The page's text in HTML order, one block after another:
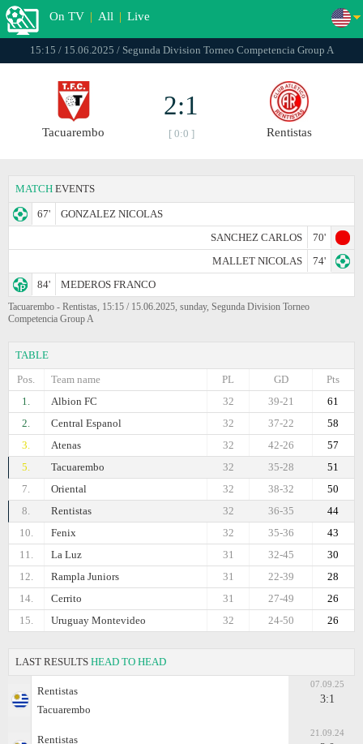
On TV | All | Live
15:15 / 15.06.2025 / Segunda Division Torneo Competencia Group A
Tacuarembo
2:1
[ 0:0 ] Rentistas
MATCH EVENTS
67'
GONZALEZ NICOLAS
SANCHEZ CARLOS
70'
MALLET NICOLAS
74'
84'
MEDEROS FRANCO
Tacuarembo - Rentistas, 15:15 / 15.06.2025, sunday, Segunda Division Torneo
Competencia Group A
TABLE
Pos.
Team name Pts
GD
PL
1.
Albion FC 61
39-21
32
2.
Central Espanol 58
37-22
32
3.
Atenas 57
42-26
32
5.
Tacuarembo 51
35-28
32
7.
Oriental 50
38-32
32
8.
Rentistas 44
36-35
32
10.
Fenix 43
35-36
32
11.
La Luz 30
32-45
31
12.
Rampla Juniors 28
22-39
31
14.
Cerrito 26
27-49
31
15.
Uruguay Montevideo 26
24-50
32
LAST RESULTS HEAD TO HEAD
Rentistas
Tacuarembo
07.09.25
3:1
Rentistas
21.09.24